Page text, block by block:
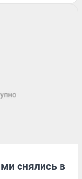
снялись в